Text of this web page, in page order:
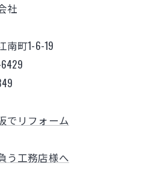
社
南町1-6-19
でリフォーム
う工務店様へ